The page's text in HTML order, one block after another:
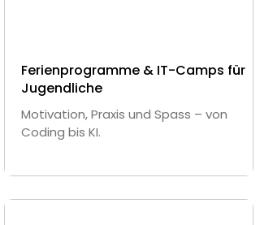
Ferienprogramme & IT-Camps für
Jugendliche
Motivation, Praxis und Spass – von
Coding bis KI.